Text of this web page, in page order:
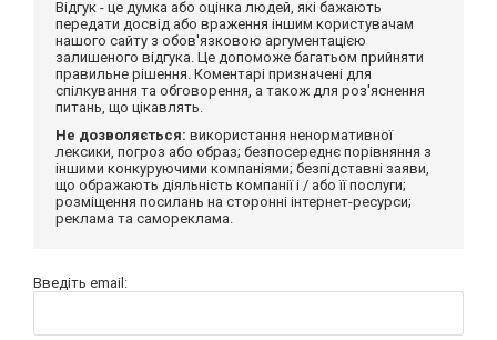
Відгук - це думка або оцінка людей, які бажають
передати досвід або враження іншим користувачам
нашого сайту з обов'язковою аргументацією
залишеного відгука. Це допоможе багатьом прийняти
правильне рішення. Коментарі призначені для
спілкування та обговорення, а також для роз'яснення
питань, що цікавлять.
Не дозволяється: використання ненормативної
лексики, погроз або образ; безпосереднє порівняння з
іншими конкуруючими компаніями; безпідставні заяви,
що ображають діяльність компанії і / або її послуги;
розміщення посилань на сторонні інтернет-ресурси;
реклама та самореклама.
Введіть email: